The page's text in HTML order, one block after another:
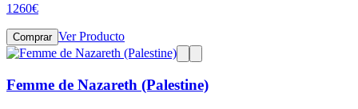
1260€
Comprar Ver Producto
Femme de Nazareth (Palestine)